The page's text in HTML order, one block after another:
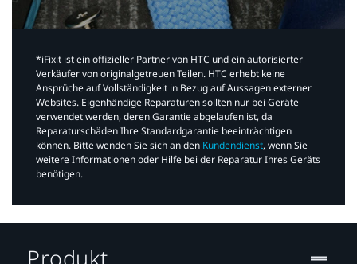
*iFixit ist ein offizieller Partner von HTC und ein autorisierter
Verkäufer von originalgetreuen Teilen. HTC erhebt keine
Ansprüche auf Vollständigkeit in Bezug auf Aussagen externer
Websites. Eigenhändige Reparaturen sollten nur bei Geräte
verwendet werden, deren Garantie abgelaufen ist, da
Reparaturschäden Ihre Standardgarantie beeinträchtigen
können. Bitte wenden Sie sich an den Kundendienst, wenn Sie
weitere Informationen oder Hilfe bei der Reparatur Ihres Geräts
benötigen.​